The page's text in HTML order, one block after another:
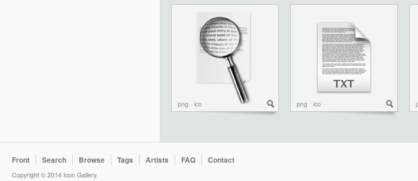
png ico png ico
Front Search Browse Tags Artists FAQ Contact
Copyright © 2014 Icon Gallery.